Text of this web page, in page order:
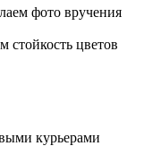
фото вручения
стойкость цветов
курьерами